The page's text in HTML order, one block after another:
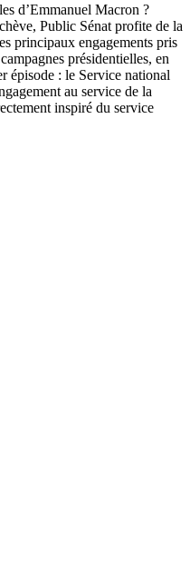
d’Emmanuel Macron ?
Public Sénat profite de la
principaux engagements pris
présidentielles, en
épisode : le Service national
au service de la
inspiré du service